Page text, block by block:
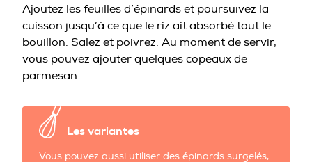
Ajoutez les feuilles d’épinards et poursuivez la
cuisson jusqu’à ce que le riz ait absorbé tout le
bouillon. Salez et poivrez. Au moment de servir,
vous pouvez ajouter quelques copeaux de
parmesan.
Les variantes
Vous pouvez aussi utiliser des épinards surgelés,